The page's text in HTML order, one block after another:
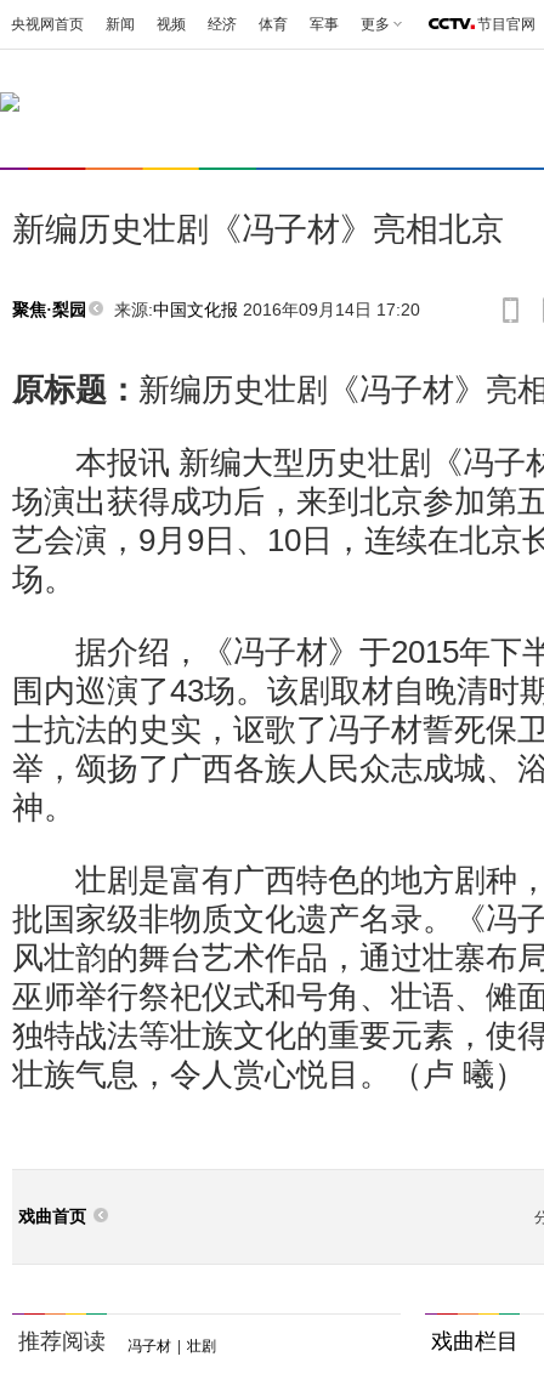
央视网首页 新闻 视频 经济 体育 军事 更多 节目官网
新编历史壮剧《冯子材》亮相北京
聚焦·梨园 来源:中国文化报 2016年09月14日 17:20
原标题： 新编历史壮剧《冯子材》亮
本报讯 新编大型历史壮剧《冯子
场演出获得成功后，来到北京参加第
艺会演，9月9日、10日，连续在北京
场。
据介绍，《冯子材》于2015年下
围内巡演了43场。该剧取材自晚清时
士抗法的史实，讴歌了冯子材誓死保
举，颂扬了广西各族人民众志成城、
神。
壮剧是富有广西特色的地方剧种
批国家级非物质文化遗产名录。《冯
风壮韵的舞台艺术作品，通过壮寨布
巫师举行祭祀仪式和号角、壮语、傩
独特战法等壮族文化的重要元素，使
壮族气息，令人赏心悦目。（卢 曦）
戏曲首页
推荐阅读 冯子材 壮剧 戏曲栏目